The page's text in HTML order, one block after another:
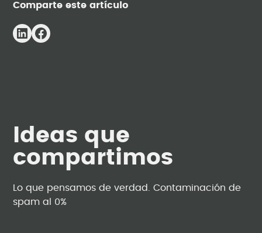
Comparte este artículo
Ideas que
compartimos
Lo que pensamos de verdad. Contaminación de
spam al 0%